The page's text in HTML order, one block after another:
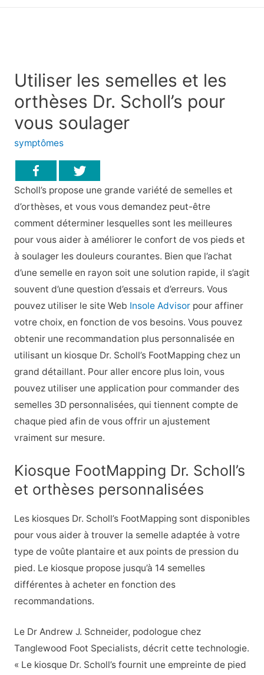
Utiliser les semelles et les
orthèses Dr. Scholl’s pour
vous soulager
symptômes
Scholl’s propose une grande variété de semelles et
d’orthèses, et vous vous demandez peut-être
comment déterminer lesquelles sont les meilleures
pour vous aider à améliorer le confort de vos pieds et
à soulager les douleurs courantes. Bien que l’achat
d’une semelle en rayon soit une solution rapide, il s’agit
souvent d’une question d’essais et d’erreurs. Vous
pouvez utiliser le site Web Insole Advisorpour affiner
votre choix, en fonction de vos besoins. Vous pouvez
obtenir une recommandation plus personnalisée en
utilisant un kiosque Dr. Scholl’s FootMapping chez un
grand détaillant. Pour aller encore plus loin, vous
pouvez utiliser une application pour commander des
semelles 3D personnalisées, qui tiennent compte de
chaque pied afin de vous offrir un ajustement
vraiment sur mesure.
Kiosque FootMapping Dr. Scholl’s
et orthèses personnalisées
Les kiosques Dr. Scholl’s FootMapping sont disponibles
pour vous aider à trouver la semelle adaptée à votre
type de voûte plantaire et aux points de pression du
pied. Le kiosque propose jusqu’à 14 semelles
différentes à acheter en fonction des
recommandations.
Le Dr Andrew J. Schneider, podologue chez
Tanglewood Foot Specialists, décrit cette technologie.
« Le kiosque Dr. Scholl’s fournit une empreinte de pied